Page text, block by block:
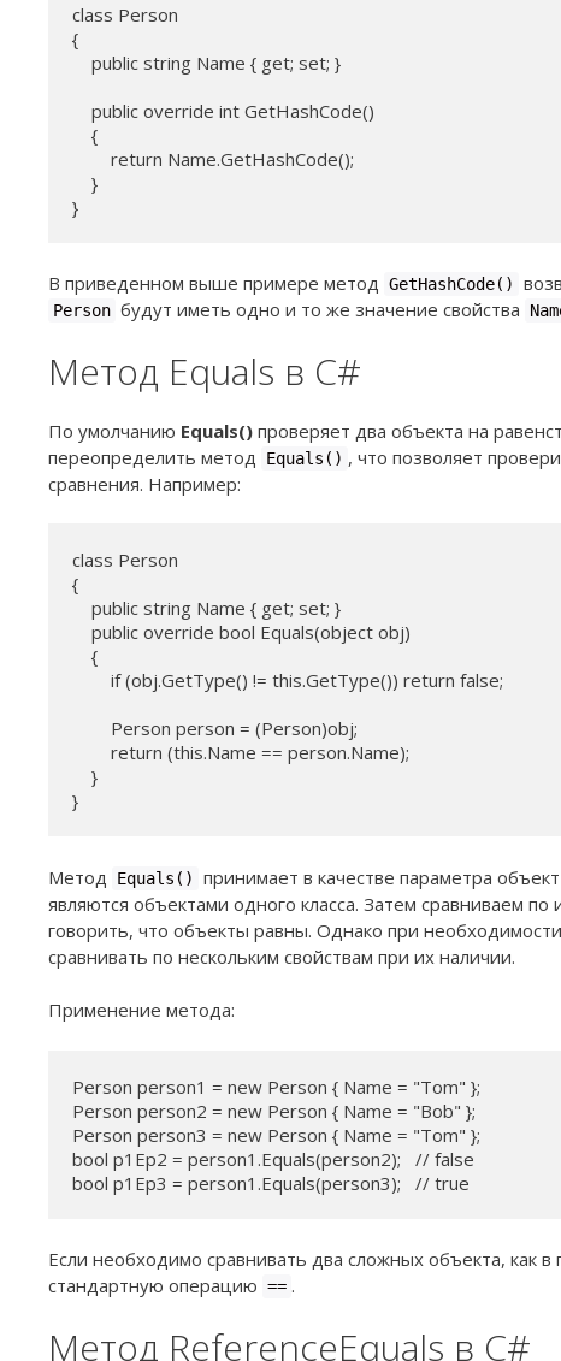
class Person
{
public string Name { get; set; }
public override int GetHashCode()
{
return Name.GetHashCode();
}
}
В приведенном выше примере метод GetHashCode()
Person будут иметь одно и то же значение свойства
Метод Equals в C#
По умолчанию Equals() проверяет два объекта на
переопределить метод
Equals() , что позволяет
сравнения. Например:
class Person
{
public string Name { get; set; }
public override bool Equals(object obj)
{
if (obj.GetType() != this.GetType()) return false;
Person person = (Person)obj;
return (this.Name == person.Name);
}
}
Метод Equals()
принимает в качестве параметра
являются объектами одного класса. Затем сравниваем
говорить, что объекты равны. Однако при
сравнивать по нескольким свойствам при их наличии.
Применение метода:
Person person1 = new Person { Name = "Tom" };
Person person2 = new Person { Name = "Bob" };
Person person3 = new Person { Name = "Tom" };
bool p1Ep2 = person1.Equals(person2);   // false
bool p1Ep3 = person1.Equals(person3);   // true
Если необходимо сравнивать два сложных объекта, как
стандартную операцию == .
Метод ReferenceEquals в C#